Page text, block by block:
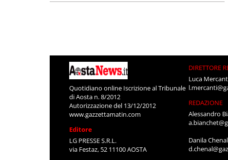
Quotidiano online Iscrizione al Tribunale
di Aosta n. 8/2012
Autorizzazione del 13/12/2012
www.gazzettamatin.com
Editore
LG PRESSE S.R.L.
via Festaz, 52 11100 AOSTA
DIRETTORE
Luca
REDAZIONE
Alessandro
Danila Chenal